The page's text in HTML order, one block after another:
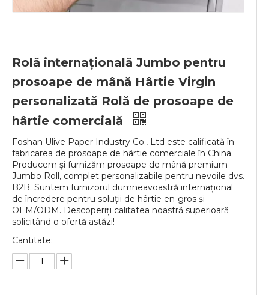
Rolă internațională Jumbo pentru
prosoape de mână Hârtie Virgin
personalizată Rolă de prosoape de
hârtie comercială
Foshan Ulive Paper Industry Co., Ltd este calificată în
fabricarea de prosoape de hârtie comerciale în China.
Producem și furnizăm prosoape de mână premium
Jumbo Roll, complet personalizabile pentru nevoile dvs.
B2B. Suntem furnizorul dumneavoastră internațional
de încredere pentru soluții de hârtie en-gros și
OEM/ODM. Descoperiți calitatea noastră superioară
solicitând o ofertă astăzi!
Cantitate: